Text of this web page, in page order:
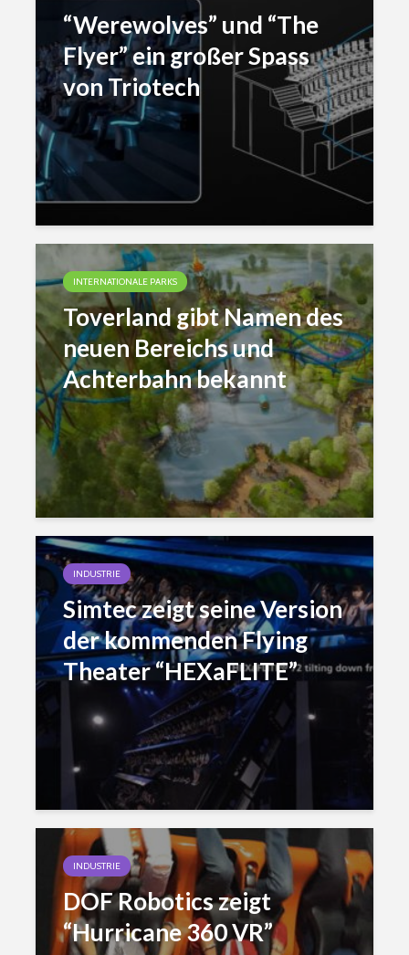
“Werewolves” und “The
Flyer” ein großer Spass
von Triotech
INTERNATIONALE PARKS
Toverland gibt Namen des
neuen Bereichs und
Achterbahn bekannt
INDUSTRIE
Simtec zeigt seine Version
der kommenden Flying
Theater “HEXaFLITE”
INDUSTRIE
DOF Robotics zeigt
“Hurricane 360 VR”